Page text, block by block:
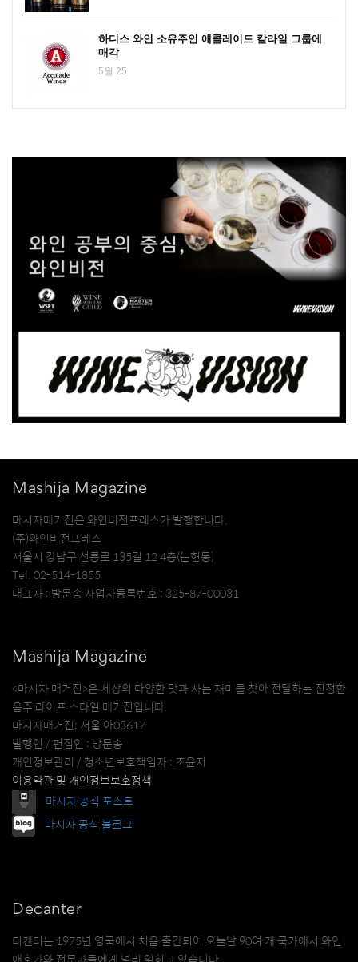
하디스 와인 소유주인 애콜레이드 칼라일 그룹에
매각
5월 25
Mashija Magazine
마시자매거진은 와인비전프레스가 발행합니다.
(주)와인비전프레스
서울시 강남구 선릉로 135길 12 4층(논현동)
Tel. 02-514-1855
대표자 : 방문송 사업자등록번호 : 325-87-00031
Mashija Magazine
<마시자 매거진>은 세상의 다양한 맛과 사는 재미를 찾아 전달하는 진정한
음주 라이프 스타일 매거진입니다.
마시자매거진: 서울 아03617
발행인 / 편집인 : 방문송
개인정보관리 / 청소년보호책임자 : 조윤지
이용약관 및 개인정보보호정책
마시자 공식 포스트
마시자 공식 블로그
Decanter
디캔터는 1975년 영국에서 처음 출간되어 오늘날 90여 개 국가에서 와인